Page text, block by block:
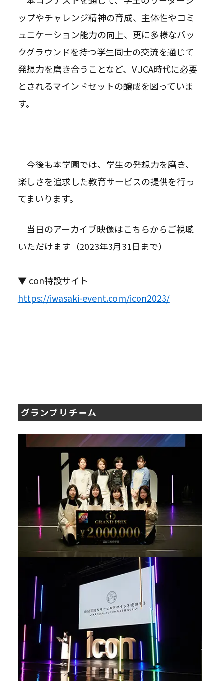
ップやチャレンジ精神の育成、主体性やコミ
ュニケーション能力の向上、更に多様なバッ
クグラウンドを持つ学生同士の交流を通じて
発想力を磨き合うことなど、VUCA時代に必要
とされるマインドセットの醸成を図っていま
す。
今後も本学園では、学生の発想力を磨き、
楽しさを追求した教育サービスの提供を行っ
てまいります。
当日のアーカイブ映像はこちらからご視聴
いただけます（2023年3月31日まで）
▼Icon特設サイト
https://iwasaki-event.com/icon2023/
グランプリチーム